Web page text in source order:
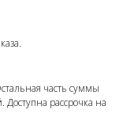
часть суммы
Доступна рассрочка на